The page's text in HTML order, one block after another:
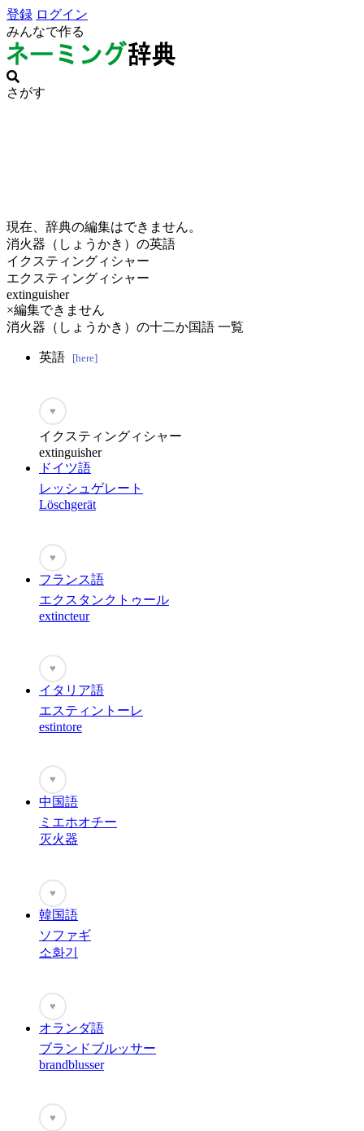
登録 ログイン
みんなで作る
さがす
現在、辞典の編集はできません。
消火器（しょうかき）の英語
イクスティングィシャー
エクスティングィシャー
extinguisher
×編集できません
消火器（しょうかき）の十二か国語 一覧
英語 [here]
♥
イクスティングィシャー
extinguisher
ドイツ語
レッシュゲレート
Löschgerät
♥
フランス語
エクスタンクトゥール
extincteur
♥
イタリア語
エスティントーレ
estintore
♥
中国語
ミエホオチー
灭火器
♥
韓国語
ソファギ
소화기
♥
オランダ語
ブランドブルッサー
brandblusser
♥